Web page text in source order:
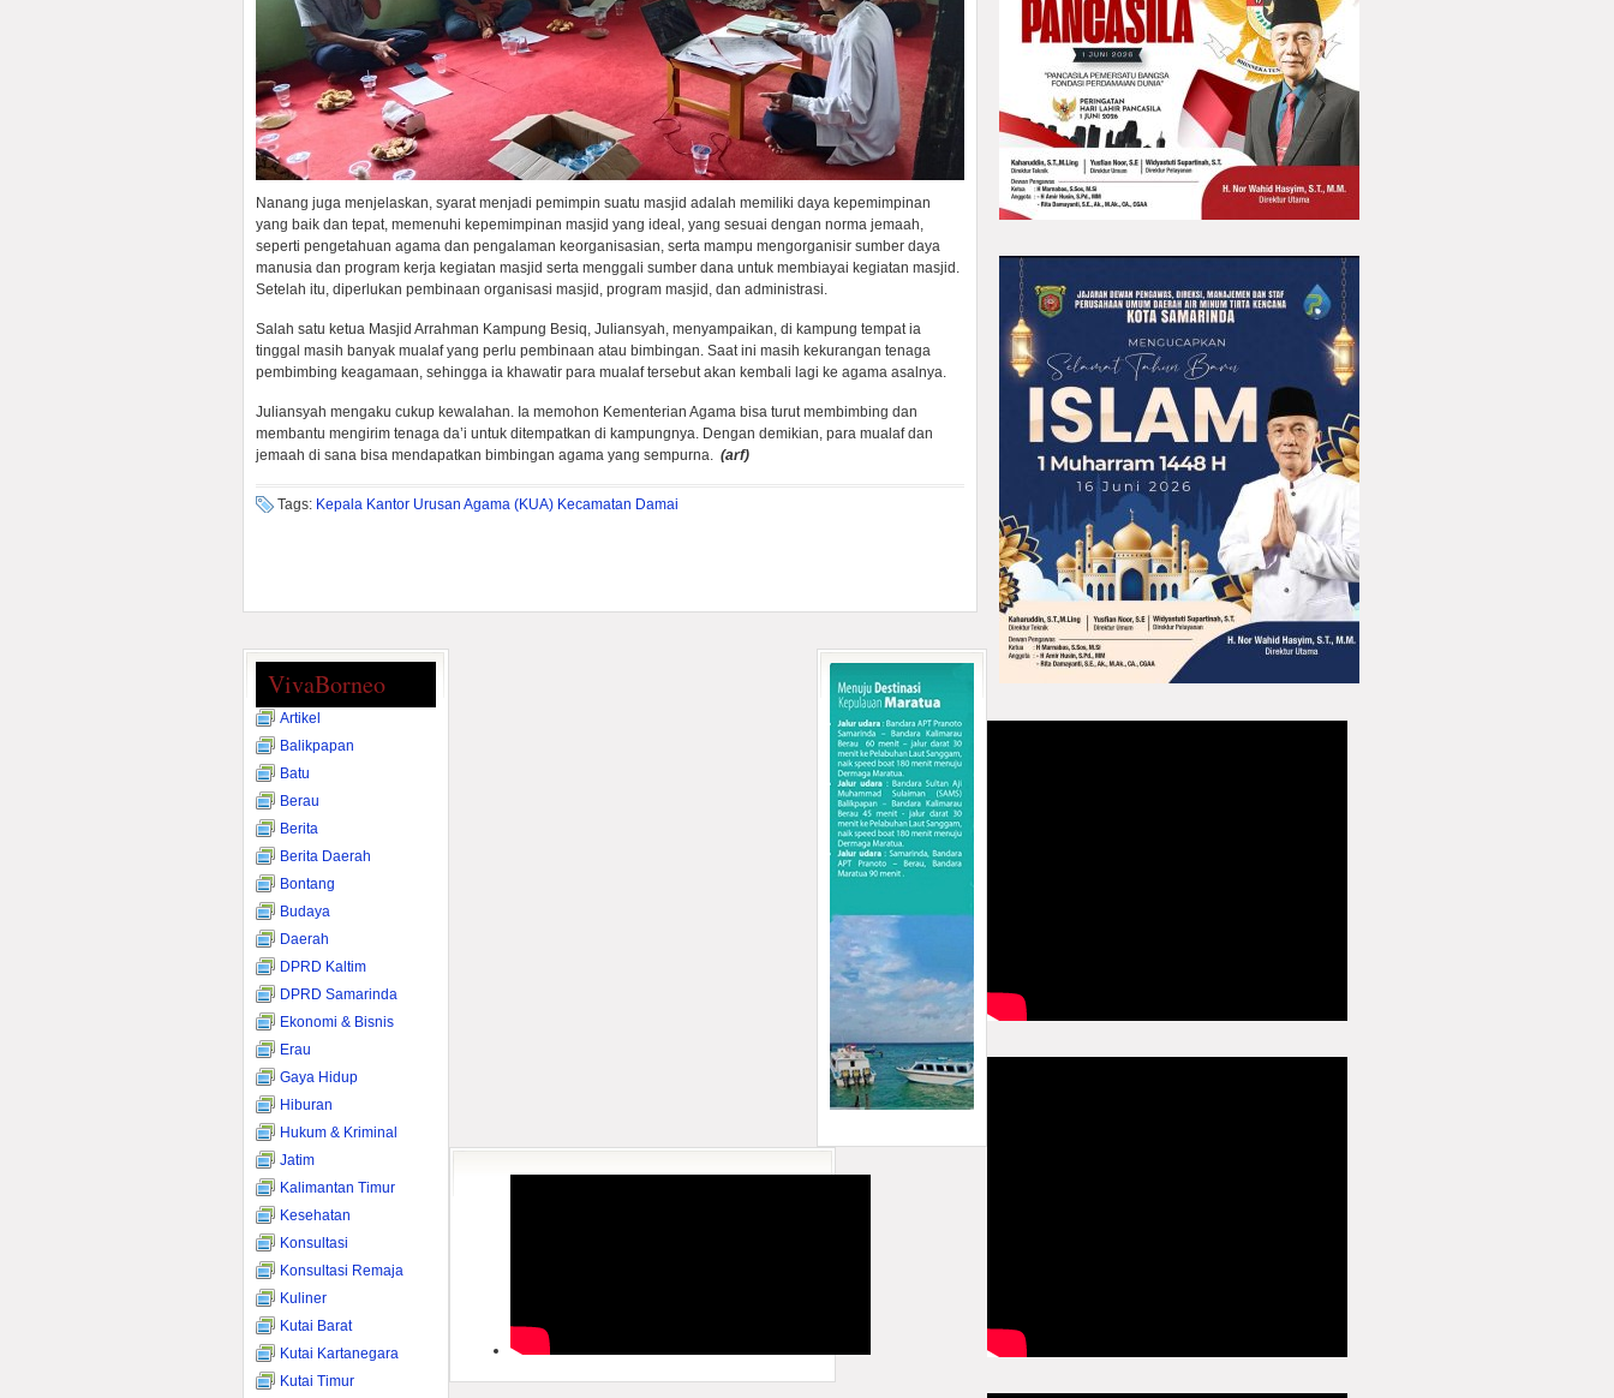
Nanang juga menjelaskan, syarat menjadi pemimpin suatu masjid adalah memiliki daya kepemimpinan
yang baik dan tepat, memenuhi kepemimpinan masjid yang ideal, yang sesuai dengan norma jemaah,
seperti pengetahuan agama dan pengalaman keorganisasian, serta mampu mengorganisir sumber daya
manusia dan program kerja kegiatan masjid serta menggali sumber dana untuk membiayai kegiatan masjid.
Setelah itu, diperlukan pembinaan organisasi masjid, program masjid, dan administrasi.
Salah satu ketua Masjid Arrahman Kampung Besiq, Juliansyah, menyampaikan, di kampung tempat ia
tinggal masih banyak mualaf yang perlu pembinaan atau bimbingan. Saat ini masih kekurangan tenaga
pembimbing keagamaan, sehingga ia khawatir para mualaf tersebut akan kembali lagi ke agama asalnya.
Juliansyah mengaku cukup kewalahan. Ia memohon Kementerian Agama bisa turut membimbing dan
membantu mengirim tenaga da’i untuk ditempatkan di kampungnya. Dengan demikian, para mualaf dan
jemaah di sana bisa mendapatkan bimbingan agama yang sempurna. (arf)
Tags: Kepala Kantor Urusan Agama (KUA) Kecamatan Damai
VivaBorneo
Artikel
Balikpapan
Batu
Berau
Berita
Berita Daerah
Bontang
Budaya
Daerah
DPRD Kaltim
DPRD Samarinda
Ekonomi & Bisnis
Erau
Gaya Hidup
Hiburan
Hukum & Kriminal
Jatim
Kalimantan Timur
Kesehatan
Konsultasi
Konsultasi Remaja
Kuliner
Kutai Barat
Kutai Kartanegara
Kutai Timur